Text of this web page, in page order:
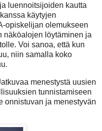
luennoitsijoiden kautta
käytyjen
opiskelijan olemukseen
näköalojen löytäminen ja
Voi sanoa, että kun
niin samalla koko
menestystä uusien
tunnistamiseen
onnistuvan ja menestyvän